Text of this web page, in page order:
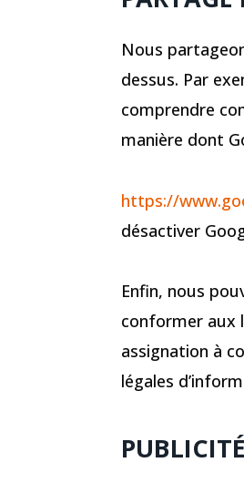
Nous
dessus. Par
comprendre
manière dont
https://
désactiver
Enfin, nous
conformer aux
assignation à
légales